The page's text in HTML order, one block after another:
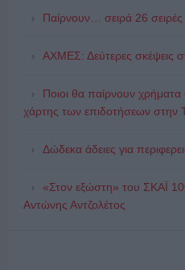
Παίρνουν… σειρά 26
ΑΧΜΕΣ: Δεύτερες σκέψεις
Ποιοι θα παίρνουν χρήματα
χάρτης των επιδοτήσεων
Δώδεκα άδειες για
«Στον εξώστη» του ΣΚΑΪ
Αντώνης Αντζολέτος